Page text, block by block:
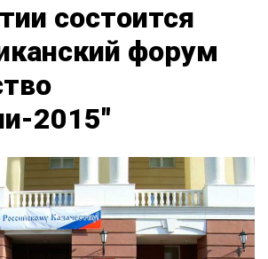
состоится
форум
2015"